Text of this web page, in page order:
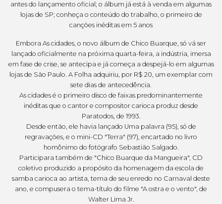
antes do lançamento oficial; o álbum já está à venda em algumas
lojas de SP; conheça o conteúdo do trabalho, o primeiro de
canções inéditas em 5 anos
Embora As cidades, o novo álbum de Chico Buarque, só vá ser
lançado oficialmente na próxima quarta-feira, a indústria, imersa
em fase de crise, se antecipa e já começa a despejá-lo em algumas
lojas de São Paulo. A Folha adquiriu, por R$ 20, um exemplar com
sete dias de antecedência.
As cidades é o primeiro disco de faixas predominantemente
inéditas que o cantor e compositor carioca produz desde
Paratodos, de 1993.
Desde então, ele havia lançado Uma palavra (95), só de
regravações, e o mini-CD "Terra" (97), encartado no livro
homônimo do fotógrafo Sebastião Salgado.
Participara também de "Chico Buarque da Mangueira", CD
coletivo produzido a propósito da homenagem da escola de
samba carioca ao artista, tema de seu enredo no Carnaval deste
ano, e compusera o tema-título do filme "A ostra e o vento", de
Walter Lima Jr.